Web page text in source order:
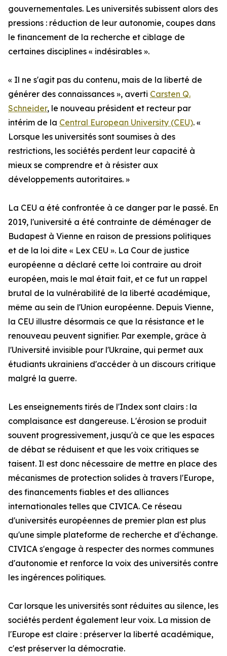
gouvernementales. Les universités subissent alors des
pressions : réduction de leur autonomie, coupes dans
le financement de la recherche et ciblage de
certaines disciplines « indésirables ».
« Il ne s'agit pas du contenu, mais de la liberté de
générer des connaissances », averti Carsten Q.
Schneider, le nouveau président et recteur par
intérim de la Central European University (CEU). «
Lorsque les universités sont soumises à des
restrictions, les sociétés perdent leur capacité à
mieux se comprendre et à résister aux
développements autoritaires. »
La CEU a été confrontée à ce danger par le passé. En
2019, l'université a été contrainte de déménager de
Budapest à Vienne en raison de pressions politiques
et de la loi dite « Lex CEU ». La Cour de justice
européenne a déclaré cette loi contraire au droit
européen, mais le mal était fait, et ce fut un rappel
brutal de la vulnérabilité de la liberté académique,
même au sein de l'Union européenne. Depuis Vienne,
la CEU illustre désormais ce que la résistance et le
renouveau peuvent signifier. Par exemple, grâce à
l'Université invisible pour l'Ukraine, qui permet aux
étudiants ukrainiens d'accéder à un discours critique
malgré la guerre.
Les enseignements tirés de l'Index sont clairs : la
complaisance est dangereuse. L'érosion se produit
souvent progressivement, jusqu'à ce que les espaces
de débat se réduisent et que les voix critiques se
taisent. Il est donc nécessaire de mettre en place des
mécanismes de protection solides à travers l'Europe,
des financements fiables et des alliances
internationales telles que CIVICA. Ce réseau
d'universités européennes de premier plan est plus
qu'une simple plateforme de recherche et d'échange.
CIVICA s'engage à respecter des normes communes
d'autonomie et renforce la voix des universités contre
les ingérences politiques.
Car lorsque les universités sont réduites au silence, les
sociétés perdent également leur voix. La mission de
l'Europe est claire : préserver la liberté académique,
c'est préserver la démocratie.